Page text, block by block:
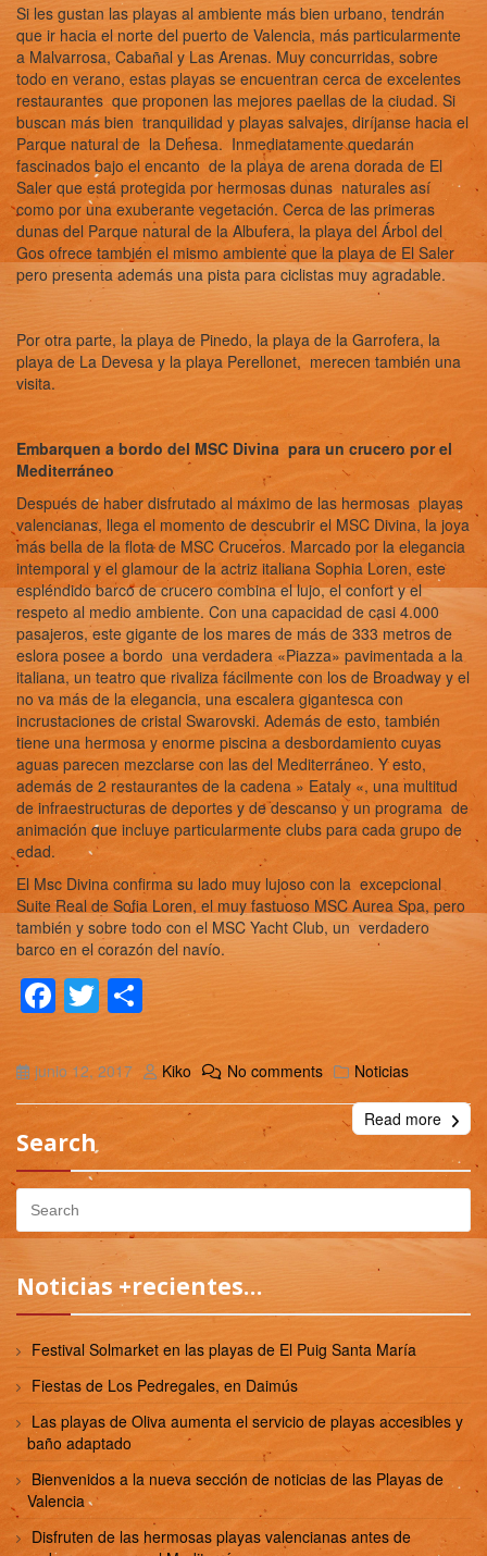
Si les gustan las playas al ambiente más bien urbano, tendrán
que ir hacia el norte del puerto de Valencia, más particularmente
a Malvarrosa, Cabañal y Las Arenas. Muy concurridas, sobre
todo en verano, estas playas se encuentran cerca de excelentes
restaurantes que proponen las mejores paellas de la ciudad. Si
buscan más bien tranquilidad y playas salvajes, diríjanse hacia el
Parque natural de la Dehesa. Inmediatamente quedarán
fascinados bajo el encanto de la playa de arena dorada de El
Saler que está protegida por hermosas dunas naturales así
como por una exuberante vegetación. Cerca de las primeras
dunas del Parque natural de la Albufera, la playa del Árbol del
Gos ofrece también el mismo ambiente que la playa de El Saler
pero presenta además una pista para ciclistas muy agradable.
Por otra parte, la playa de Pinedo, la playa de la Garrofera, la
playa de La Devesa y la playa Perellonet, merecen también una
visita.
Embarquen a bordo del MSC Divina para un crucero por el
Mediterráneo
Después de haber disfrutado al máximo de las hermosas playas
valencianas, llega el momento de descubrir el MSC Divina, la joya
más bella de la flota de MSC Cruceros. Marcado por la elegancia
intemporal y el glamour de la actriz italiana Sophia Loren, este
espléndido barco de crucero combina el lujo, el confort y el
respeto al medio ambiente. Con una capacidad de casi 4.000
pasajeros, este gigante de los mares de más de 333 metros de
eslora posee a bordo una verdadera «Piazza» pavimentada a la
italiana, un teatro que rivaliza fácilmente con los de Broadway y el
no va más de la elegancia, una escalera gigantesca con
incrustaciones de cristal Swarovski. Además de esto, también
tiene una hermosa y enorme piscina a desbordamiento cuyas
aguas parecen mezclarse con las del Mediterráneo. Y esto,
además de 2 restaurantes de la cadena » Eataly «, una multitud
de infraestructuras de deportes y de descanso y un programa de
animación que incluye particularmente clubs para cada grupo de
edad.
El Msc Divina confirma su lado muy lujoso con la excepcional
Suite Real de Sofia Loren, el muy fastuoso MSC Aurea Spa, pero
también y sobre todo con el MSC Yacht Club, un verdadero
barco en el corazón del navío.
Facebook
TwitterCompartir
junio 12, 2017 Kiko No comments Noticias
Read more
Search
Noticias +recientes…
Festival Solmarket en las playas de El Puig Santa María
Fiestas de Los Pedregales, en Daimús
Las playas de Oliva aumenta el servicio de playas accesibles y
baño adaptado
Bienvenidos a la nueva sección de noticias de las Playas de
Valencia
Disfruten de las hermosas playas valencianas antes de